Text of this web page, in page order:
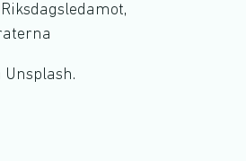
Riksdagsledamot,
Unsplash.